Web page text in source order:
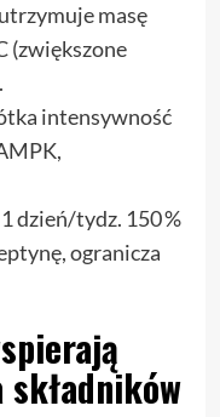
masę
(zwiększone
intensywność
dzień/tydz. 150 %
ogranicza